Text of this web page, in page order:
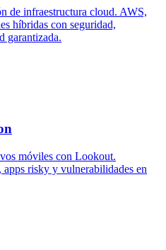
de infraestructura cloud. AWS,
híbridas con seguridad,
garantizada.
móviles con Lookout.
risky y vulnerabilidades en